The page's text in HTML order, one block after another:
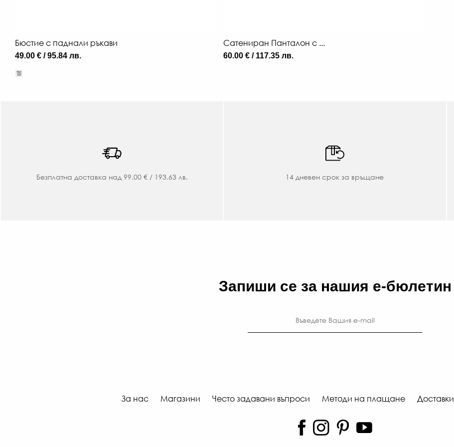
Бюстие с паднали ръкави
49.00 € / 95.84 лв.
Сатениран Панталон с ...
60.00 € / 117.35 лв.
Безплатна доставка над 99.00 € / 193.63 лв. 14 дневен срок за връщане
Запиши се за нашия е-бюлетин
За нас Магазини Често задавани въпроси Методи на плащане Доставки